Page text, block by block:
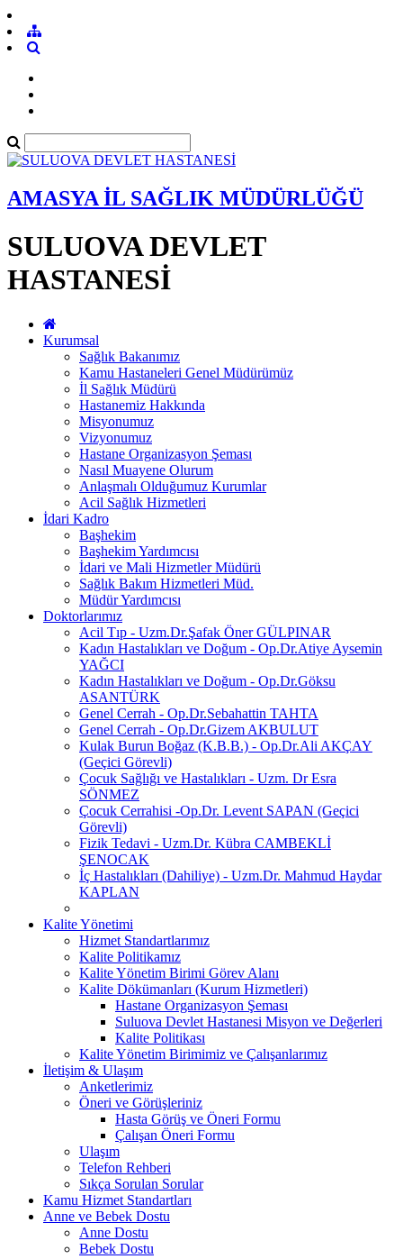
AMASYA İL SAĞLIK MÜDÜRLÜĞÜ
SULUOVA DEVLET
HASTANESİ
Kurumsal
Sağlık Bakanımız
Kamu Hastaneleri Genel Müdürümüz
İl Sağlık Müdürü
Hastanemiz Hakkında
Misyonumuz
Vizyonumuz
Hastane Organizasyon Şeması
Nasıl Muayene Olurum
Anlaşmalı Olduğumuz Kurumlar
Acil Sağlık Hizmetleri
İdari Kadro
Başhekim
Başhekim Yardımcısı
İdari ve Mali Hizmetler Müdürü
Sağlık Bakım Hizmetleri Müd.
Müdür Yardımcısı
Doktorlarımız
Acil Tıp - Uzm.Dr.Şafak Öner GÜLPINAR
Kadın Hastalıkları ve Doğum - Op.Dr.Atiye Aysemin
YAĞCI
Kadın Hastalıkları ve Doğum - Op.Dr.Göksu
ASANTÜRK
Genel Cerrah - Op.Dr.Sebahattin TAHTA
Genel Cerrah - Op.Dr.Gizem AKBULUT
Kulak Burun Boğaz (K.B.B.) - Op.Dr.Ali AKÇAY
(Geçici Görevli)
Çocuk Sağlığı ve Hastalıkları - Uzm. Dr Esra
SÖNMEZ
Çocuk Cerrahisi -Op.Dr. Levent SAPAN (Geçici
Görevli)
Fizik Tedavi - Uzm.Dr. Kübra CAMBEKLİ
ŞENOCAK
İç Hastalıkları (Dahiliye) - Uzm.Dr. Mahmud Haydar
KAPLAN
Kalite Yönetimi
Hizmet Standartlarımız
Kalite Politikamız
Kalite Yönetim Birimi Görev Alanı
Kalite Dökümanları (Kurum Hizmetleri)
Hastane Organizasyon Şeması
Suluova Devlet Hastanesi Misyon ve Değerleri
Kalite Politikası
Kalite Yönetim Birimimiz ve Çalışanlarımız
İletişim & Ulaşım
Anketlerimiz
Öneri ve Görüşleriniz
Hasta Görüş ve Öneri Formu
Çalışan Öneri Formu
Ulaşım
Telefon Rehberi
Sıkça Sorulan Sorular
Kamu Hizmet Standartları
Anne ve Bebek Dostu
Anne Dostu
Bebek Dostu